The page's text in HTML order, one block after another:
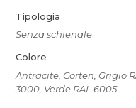
Tipologia
Senza schienale
Colore
Antracite, Corten, Grigio
3000, Verde RAL 6005